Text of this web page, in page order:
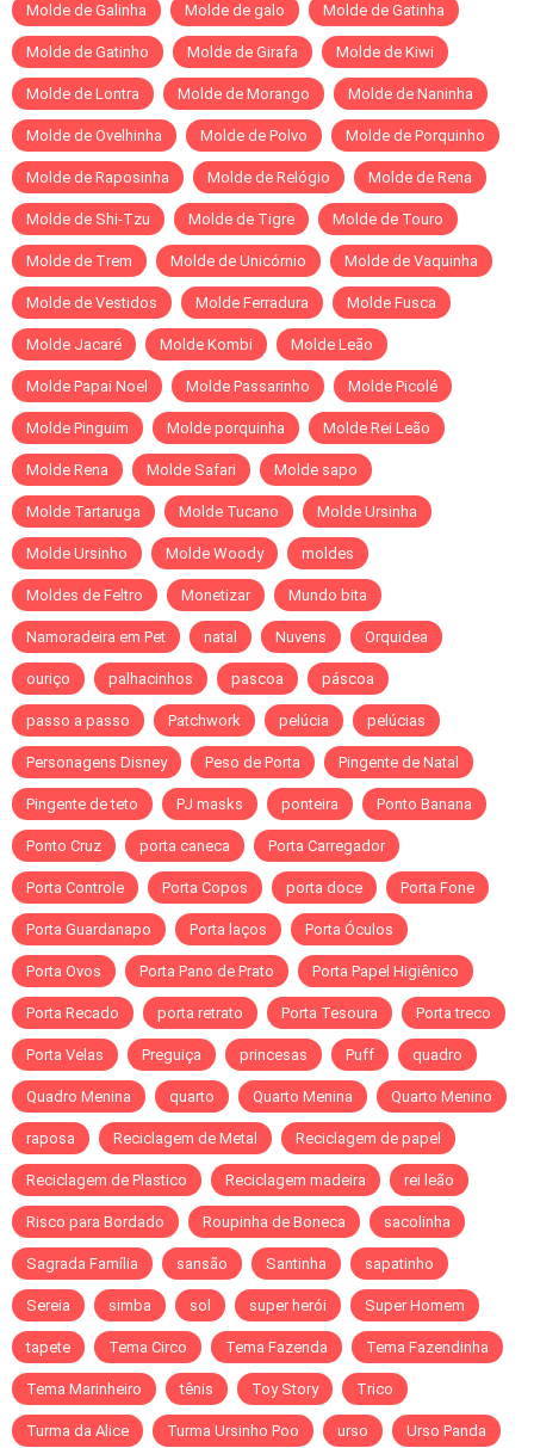
Molde de Galinha Molde de galo Molde de Gatinha
Molde de Gatinho Molde de Girafa Molde de Kiwi
Molde de Lontra Molde de Morango Molde de Naninha
Molde de Ovelhinha Molde de Polvo Molde de Porquinho
Molde de Raposinha Molde de Relógio Molde de Rena
Molde de Shi-Tzu Molde de Tigre Molde de Touro
Molde de Trem Molde de Unicórnio Molde de Vaquinha
Molde de Vestidos Molde Ferradura Molde Fusca
Molde Jacaré Molde Kombi Molde Leão
Molde Papai Noel Molde Passarinho Molde Picolé
Molde Pinguim Molde porquinha Molde Rei Leão
Molde Rena Molde Safari Molde sapo
Molde Tartaruga Molde Tucano Molde Ursinha
Molde Ursinho Molde Woody moldes
Moldes de Feltro Monetizar Mundo bita
Namoradeira em Pet natal Nuvens Orquidea
ouriço palhacinhos pascoa páscoa
passo a passo Patchwork pelúcia pelúcias
Personagens Disney Peso de Porta Pingente de Natal
Pingente de teto PJ masks ponteira Ponto Banana
Ponto Cruz porta caneca Porta Carregador
Porta Controle Porta Copos porta doce Porta Fone
Porta Guardanapo Porta laços Porta Óculos
Porta Ovos Porta Pano de Prato Porta Papel Higiênico
Porta Recado porta retrato Porta Tesoura Porta treco
Porta Velas Preguiça princesas Puff quadro
Quadro Menina quarto Quarto Menina Quarto Menino
raposa Reciclagem de Metal Reciclagem de papel
Reciclagem de Plastico Reciclagem madeira rei leão
Risco para Bordado Roupinha de Boneca sacolinha
Sagrada Família sansão Santinha sapatinho
Sereia simba sol super herói Super Homem
tapete Tema Circo Tema Fazenda Tema Fazendinha
Tema Marinheiro tênis Toy Story Trico
Turma da Alice Turma Ursinho Poo urso Urso Panda